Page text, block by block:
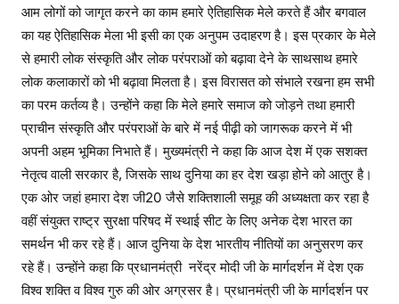
आम लोगों को जागृत करने का काम हमारे ऐतिहासिक मेले करते हैं और बगवाल
का यह ऐतिहासिक मेला भी इसी का एक अनुपम उदाहरण है। इस प्रकार के मेले
से हमारी लोक संस्कृति और लोक परंपराओं को बढ़ावा देने के साथसाथ हमारे
लोक कलाकारों को भी बढ़ावा मिलता है। इस विरासत को संभाले रखना हम सभी
का परम कर्तव्य है। उन्होंने कहा कि मेले हमारे समाज को जोड़ने तथा हमारी
प्राचीन संस्कृति और परंपराओं के बारे में नई पीढ़ी को जागरूक करने में भी
अपनी अहम भूमिका निभाते हैं। मुख्यमंत्री ने कहा कि आज देश में एक सशक्त
नेतृत्व वाली सरकार है, जिसके साथ दुनिया का हर देश खड़ा होने को आतुर है।
एक ओर जहां हमारा देश जी20 जैसे शक्तिशाली समूह की अध्यक्षता कर रहा है
वहीं संयुक्त राष्ट्र सुरक्षा परिषद में स्थाई सीट के लिए अनेक देश भारत का
समर्थन भी कर रहे हैं। आज दुनिया के देश भारतीय नीतियों का अनुसरण कर
रहे हैं। उन्होंने कहा कि प्रधानमंत्री नरेंद्र मोदी जी के मार्गदर्शन में देश एक
विश्व शक्ति व विश्व गुरु की ओर अग्रसर है। प्रधानमंत्री जी के मार्गदर्शन पर